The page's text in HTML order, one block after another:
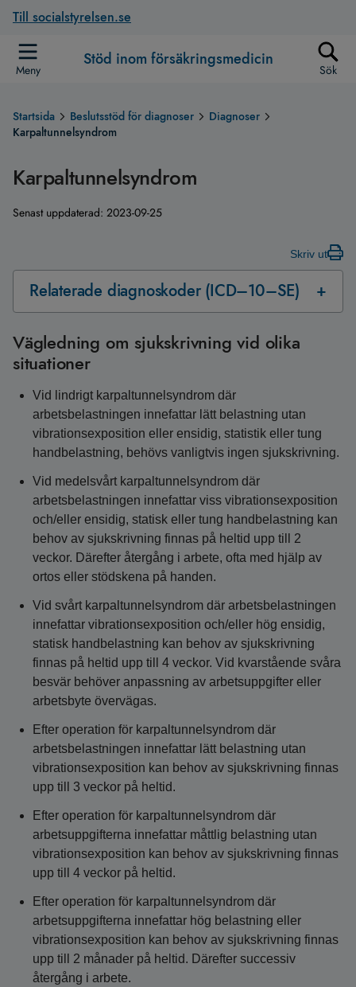
Till socialstyrelsen.se
Meny
Stöd inom försäkringsmedicin
Sök
Startsida Beslutsstöd för diagnoser
Diagnoser
Karpaltunnelsyndrom
Karpaltunnelsyndrom
Senast uppdaterad: 2023-09-25
Skriv ut
Relaterade diagnoskoder (ICD–10–SE)
Vägledning om sjukskrivning vid olika
situationer
Vid lindrigt karpaltunnelsyndrom där
arbetsbelastningen innefattar lätt belastning utan
vibrationsexposition eller ensidig, statistik eller tung
handbelastning, behövs vanligtvis ingen sjukskrivning.
Vid medelsvårt karpaltunnelsyndrom där
arbetsbelastningen innefattar viss vibrationsexposition
och/eller ensidig, statisk eller tung handbelastning kan
behov av sjukskrivning finnas på heltid upp till 2
veckor. Därefter återgång i arbete, ofta med hjälp av
ortos eller stödskena på handen.
Vid svårt karpaltunnelsyndrom där arbetsbelastningen
innefattar vibrationsexposition och/eller hög ensidig,
statisk handbelastning kan behov av sjukskrivning
finnas på heltid upp till 4 veckor. Vid kvarstående svåra
besvär behöver anpassning av arbetsuppgifter eller
arbetsbyte övervägas.
Efter operation för karpaltunnelsyndrom där
arbetsbelastningen innefattar lätt belastning utan
vibrationsexposition kan behov av sjukskrivning finnas
upp till 3 veckor på heltid.
Efter operation för karpaltunnelsyndrom där
arbetsuppgifterna innefattar måttlig belastning utan
vibrationsexposition kan behov av sjukskrivning finnas
upp till 4 veckor på heltid.
Efter operation för karpaltunnelsyndrom där
arbetsuppgifterna innefattar hög belastning eller
vibrationsexposition kan behov av sjukskrivning finnas
upp till 2 månader på heltid. Därefter successiv
återgång i arbete.